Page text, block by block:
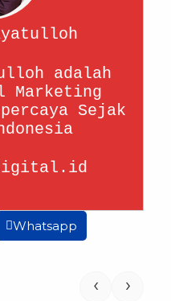
adalah
Marketing
Sejak
Whatsapp
‹ ›